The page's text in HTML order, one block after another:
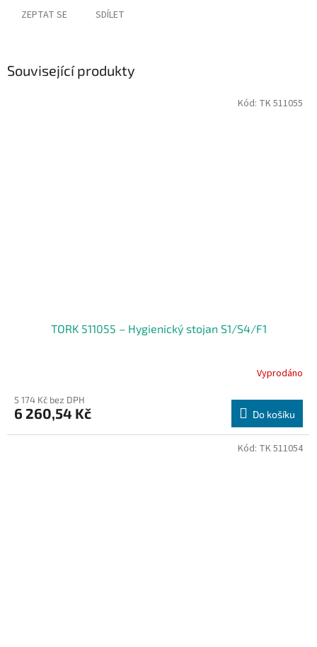
ZEPTAT SE SDÍLET
Související produkty
TORK 511055 – Hygienický stojan S1/S4/F1
Vyprodáno
5 174 Kč bez DPH
6 260,54 Kč Do košíku
Kód: TK 511055
Kód: TK 511054